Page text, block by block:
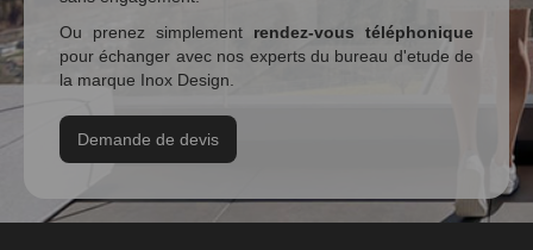
Ou prenez simplement rendez-vous téléphonique
pour échanger avec nos experts du bureau d'etude de
la marque Inox Design.
Demande de devis